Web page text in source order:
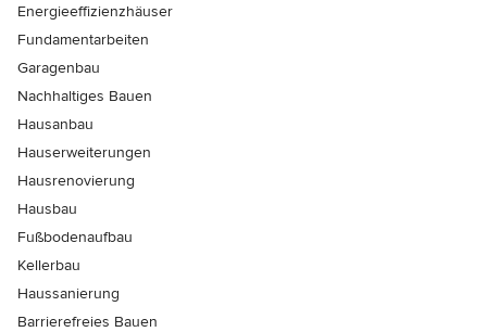
Energieeffizienzhäuser
Fundamentarbeiten
Garagenbau
Nachhaltiges Bauen
Hausanbau
Hauserweiterungen
Hausrenovierung
Hausbau
Fußbodenaufbau
Kellerbau
Haussanierung
Barrierefreies Bauen